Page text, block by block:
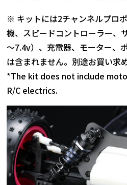
※ キットには2チャンネルプロ
機、スピードコントローラー、
～7.4v）、充電器、モーター、
は含まれません。別途お買い求
*The kit does not include
R/C electrics.